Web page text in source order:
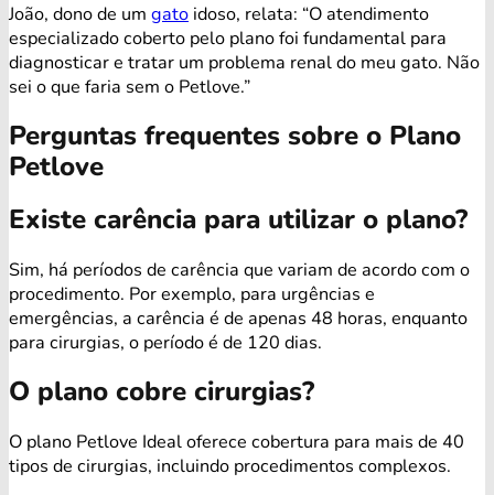
João, dono de um gato idoso, relata: “O atendimento
especializado coberto pelo plano foi fundamental para
diagnosticar e tratar um problema renal do meu gato. Não
sei o que faria sem o Petlove.”
Perguntas frequentes sobre o Plano
Petlove
Existe carência para utilizar o plano?
Sim, há períodos de carência que variam de acordo com o
procedimento. Por exemplo, para urgências e
emergências, a carência é de apenas 48 horas, enquanto
para cirurgias, o período é de 120 dias.
O plano cobre cirurgias?
O plano Petlove Ideal oferece cobertura para mais de 40
tipos de cirurgias, incluindo procedimentos complexos.